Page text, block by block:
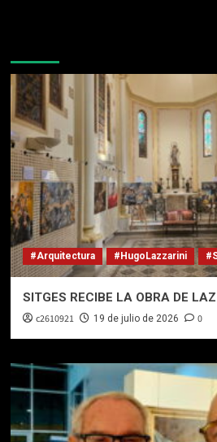
#Arquitectura #HugoLazzarini
SITGES RECIBE LA OBRA DE
c2610921 19 de julio de 2026 0